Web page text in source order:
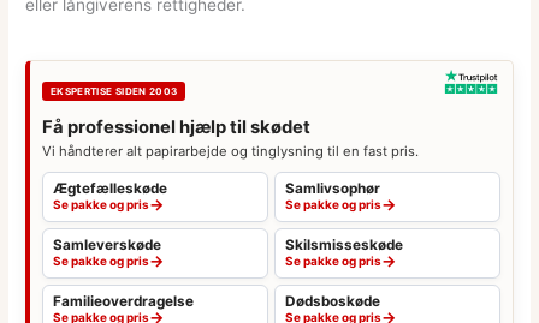
eller långiverens rettigheder.
EKSPERTISE SIDEN 2003
Få professionel hjælp til skødet
Vi håndterer alt papirarbejde og tinglysning til en fast pris.
Ægtefælleskøde
Se pakke og pris→
Samlivsophør
Se pakke og pris→
Samleverskøde
Se pakke og pris→
Skilsmisseskøde
Se pakke og pris→
Familieoverdragelse
Se pakke og pris→
Dødsboskøde
Se pakke og pris→